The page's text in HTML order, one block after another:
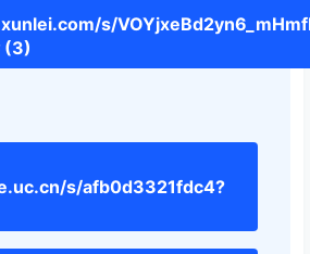
s/
(3)
s/afb0d3321fdc4?